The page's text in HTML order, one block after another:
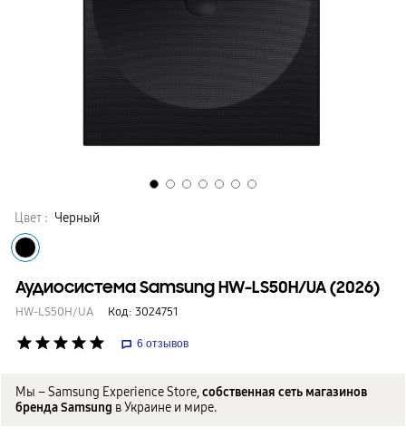
Цвет : Черный
Аудиосистема Samsung HW-LS50H/UA (2026)
HW-LS50H/UA Код: 3024751
star star star star star 6 отзывов
Мы – Samsung Experience Store,собственная сеть магазинов
бренда Samsung в Украине и мире.